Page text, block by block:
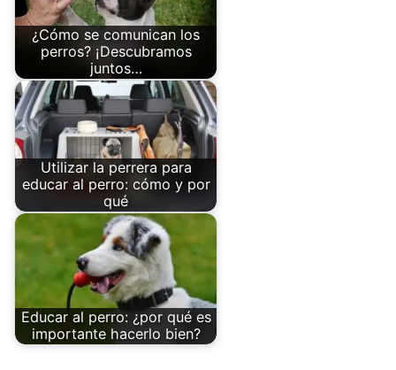
¿Cómo se comunican los
perros? ¡Descubramos
juntos…
Utilizar la perrera para
educar al perro: cómo y por
qué
Educar al perro: ¿por qué es
importante hacerlo bien?